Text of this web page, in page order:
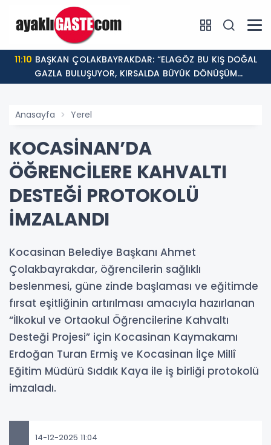
11:10
GAZLA BULUŞUYOR, KIRSALDA BÜYÜK DÖNÜŞÜM
BAŞLIYOR!”
Anasayfa Yerel
KOCASİNAN’DA
ÖĞRENCİLERE KAHVALTI
DESTEĞİ PROTOKOLÜ
İMZALANDI
Kocasinan Belediye Başkanı Ahmet
Çolakbayrakdar, öğrencilerin sağlıklı
beslenmesi, güne zinde başlaması ve eğitimde
fırsat eşitliğinin artırılması amacıyla hazırlanan
“İlkokul ve Ortaokul Öğrencilerine Kahvaltı
Desteği Projesi” için Kocasinan Kaymakamı
Erdoğan Turan Ermiş ve Kocasinan İlçe Millî
Eğitim Müdürü Sıddık Kaya ile iş birliği protokolü
imzaladı.
14-12-2025 11:04